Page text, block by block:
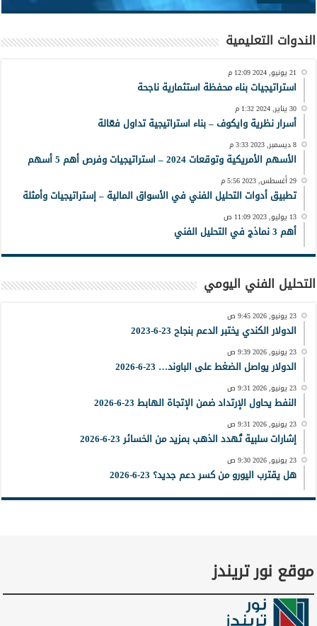
الندوات التعليمية
21 يونيو, 2024 12:09 م
استراتيجيات بناء محفظة استثمارية ناجحة
30 يناير, 2024 1:32 م
أسرار نظرية وايكوف – بناء استراتيجية تداول فعّالة
8 ديسمبر, 2023 3:33 م
الأسهم الأمريكية وتوقعات 2024 – استراتيجيات وفرص أهم 5 أسهم
29 أغسطس, 2023 5:56 م
تطبيق أدوات التحليل الفني في الأسواق المالية – إستراتيجيات وأمثلة
13 يوليو, 2023 11:09 ص
أهم 3 نماذج في التحليل الفني
التحليل الفني اليومي
23 يونيو, 2026 9:45 ص
الدولار الكندي يختبر الدعم بنجاح 23-6-2023
23 يونيو, 2026 9:39 ص
الدولار يواصل الضغط على الباوند… 23-6-2026
23 يونيو, 2026 9:31 ص
النفط يحاول الإرتداد ضمن الإتجاة الهابط 23-6-2026
23 يونيو, 2026 9:31 ص
إشارات سلبية تُهدد الذهب بمزيد من الخسائر 23-6-2026
23 يونيو, 2026 9:30 ص
هل يقترب اليورو من كسر دعم جديد؟ 23-6-2026
موقع نور تريندز